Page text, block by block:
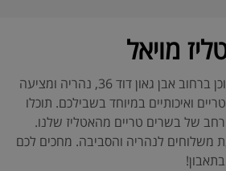
מויאל
אטליז מויאל (כשר) שוכן ברחוב אבן גאון דוד 36, נהריה ומציעה
ואיכותיים במיוחד בשבילכם. תוכלו
רחב של בשרים טריים מהאטליז שלנו.
משלוחים לנהריה והסביבה. מחכים לכם